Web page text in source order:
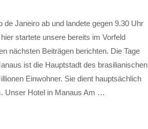
Janeiro ab und landete gegen 9.30 Uhr
startete unsere bereits im Vorfeld
nächsten Beiträgen berichten. Die Tage
ist die Hauptstadt des brasilianischen
Einwohner. Sie dient hauptsächlich
Unser Hotel in Manaus Am …